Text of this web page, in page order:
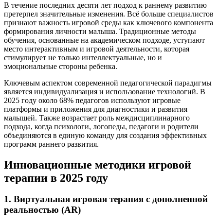
В течение последних десяти лет подход к раннему развитию
претерпел значительные изменения. Всё больше специалистов
признают важность игровой среды как ключевого компонента
формирования личности малыша. Традиционные методы
обучения, основанные на академическом подходе, уступают
место интерактивным и игровой деятельности, которая
стимулирует не только интеллектуальные, но и
эмоциональные стороны ребенка.
Ключевым аспектом современной педагогической парадигмы
является индивидуализация и использование технологий. В
2025 году около 68% педагогов используют игровые
платформы и приложения для диагностики и развития
малышей. Также возрастает роль междисциплинарного
подхода, когда психологи, логопеды, педагоги и родители
объединяются в единую команду для создания эффективных
программ раннего развития.
Инновационные методики игровой
терапии в 2025 году
1. Виртуальная игровая терапия с дополненной
реальностью (AR)